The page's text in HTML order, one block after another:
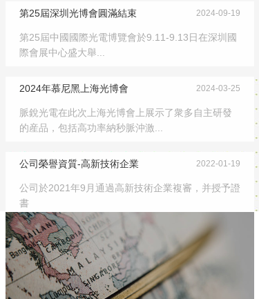
第25屆深圳光博會圓滿結束 2024-09-19
第25屆中國國際光電博覽會於9.11-9.13日在深圳國
際會展中心盛大舉...
2024年慕尼黑上海光博會 2024-03-25
脈銳光電在此次上海光博會上展示了衆多自主研發
的産品，包括高功率納秒脈沖激...
公司榮譽資質-高新技術企業 2022-01-19
公司於2021年9月通過高新技術企業複審，并授予證
書